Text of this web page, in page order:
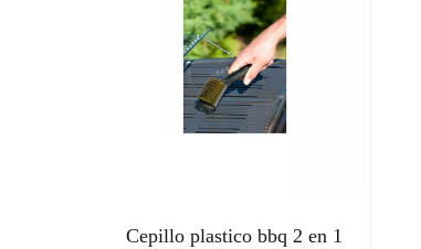
Cepillo plastico bbq 2 en 1